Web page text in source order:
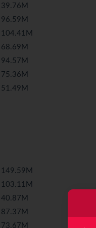
39.76M
96.59M
104.41M
68.69M
94.57M
75.36M
51.49M
149.59M
103.11M
40.87M
87.37M
73.67M